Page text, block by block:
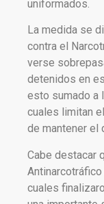
uniformados.
La medida se
contra el
verse
detenidos en
esto sumado a
cuales limitan
de mantener el
Cabe destacar
cuales